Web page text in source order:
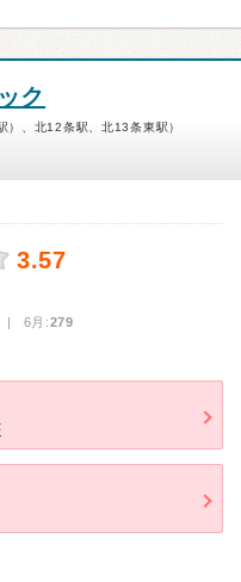
ク
）、北12条駅、北13条東駅）
3.57
| 6月:279